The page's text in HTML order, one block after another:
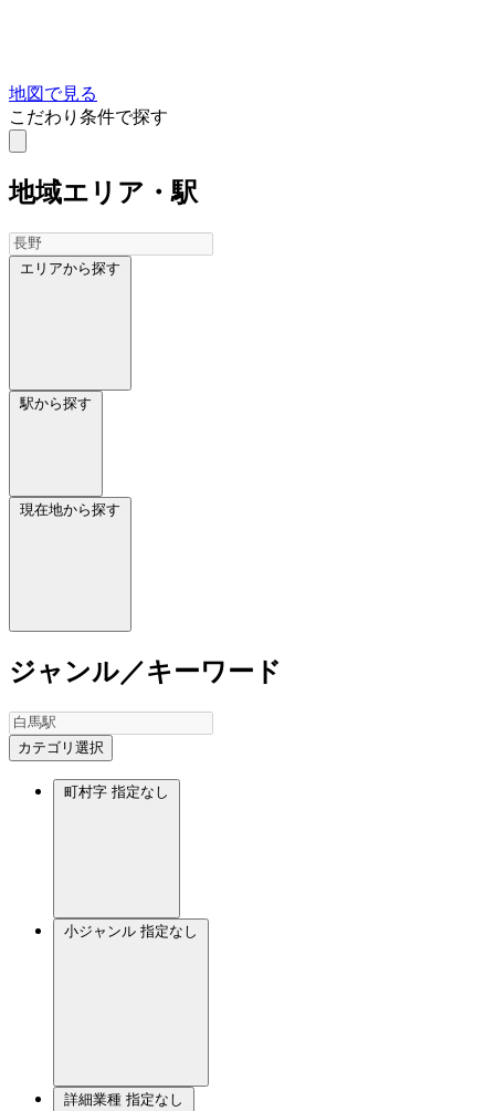
地図で見る
こだわり条件で探す
地域エリア・駅
エリアから探す
駅から探す
現在地から探す
ジャンル／キーワード
カテゴリ選択
町村字 指定なし
小ジャンル 指定なし
詳細業種 指定なし